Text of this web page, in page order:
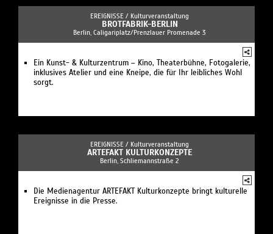
EREIGNISSE / Kulturveranstaltung
BROTFABRIK-BERLIN
Berlin, Caligariplatz/Prenzlauer Promenade 3
Ein Kunst- & Kulturzentrum – Kino, Theaterbühne, Fotogalerie,
inklusives Atelier und eine Kneipe, die für Ihr leibliches Wohl
sorgt.
EREIGNISSE / Kulturveranstaltung
ARTEFAKT KULTURKONZEPTE
Berlin, Schliemannstraße 2
Die Medienagentur ARTEFAKT Kulturkonzepte bringt kulturelle
Ereignisse in die Presse.